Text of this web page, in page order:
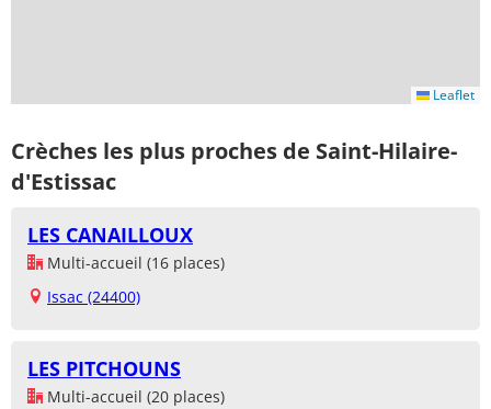
Leaflet
Crèches les plus proches de Saint-Hilaire-
d'Estissac
LES CANAILLOUX
Multi-accueil (16 places)
Issac (24400)
LES PITCHOUNS
Multi-accueil (20 places)